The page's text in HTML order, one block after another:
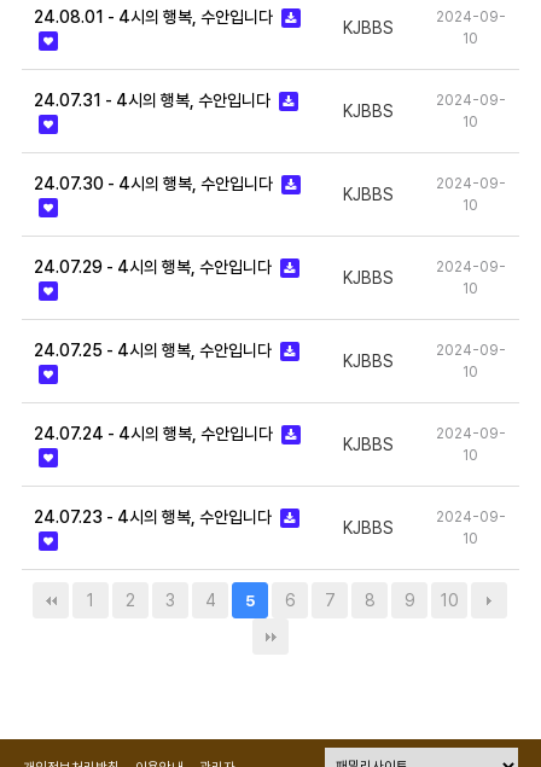
24.08.01 - 4시의 행복, 수안입니다
KJBBS
2024-09-
10
24.07.31 - 4시의 행복, 수안입니다
KJBBS
2024-09-
10
24.07.30 - 4시의 행복, 수안입니다
KJBBS
2024-09-
10
24.07.29 - 4시의 행복, 수안입니다
KJBBS
2024-09-
10
24.07.25 - 4시의 행복, 수안입니다
KJBBS
2024-09-
10
24.07.24 - 4시의 행복, 수안입니다
KJBBS
2024-09-
10
24.07.23 - 4시의 행복, 수안입니다
KJBBS
2024-09-
10
1 2 3 4 5 6 7 8 9 10